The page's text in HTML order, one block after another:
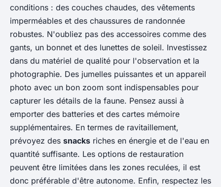
conditions : des couches chaudes, des vêtements
imperméables et des chaussures de randonnée
robustes. N'oubliez pas des accessoires comme des
gants, un bonnet et des lunettes de soleil. Investissez
dans du matériel de qualité pour l'observation et la
photographie. Des jumelles puissantes et un appareil
photo avec un bon zoom sont indispensables pour
capturer les détails de la faune. Pensez aussi à
emporter des batteries et des cartes mémoire
supplémentaires. En termes de ravitaillement,
prévoyez des snacks riches en énergie et de l'eau en
quantité suffisante. Les options de restauration
peuvent être limitées dans les zones reculées, il est
donc préférable d'être autonome. Enfin, respectez les